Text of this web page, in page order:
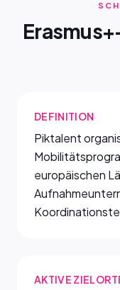
DEFINITION
Piktalent
europäischen
AKTIVE